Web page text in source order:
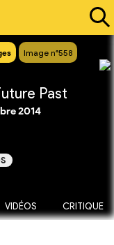
Image n°558
Past
2014
VIDÉOS CRITIQUE